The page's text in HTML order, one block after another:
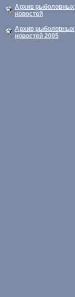
Архив рыболовных
новостей
Архив рыболовных
новостей 2005